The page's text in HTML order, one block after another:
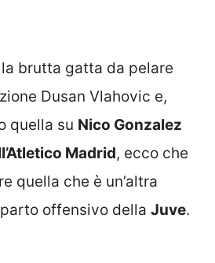
la brutta gatta da pelare
Dusan Vlahovic e,
quella su Nico Gonzalez
Madrid, ecco che
quella che è un’altra
offensivo della Juve.